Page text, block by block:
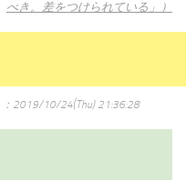
べき。差をつけられている」）
：2019/10/24(Thu) 21:36:28